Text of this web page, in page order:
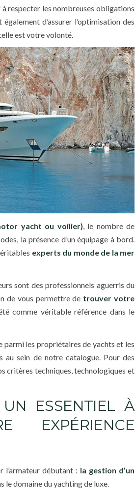
respecter les nombreuses obligations
également d’assurer l’optimisation des
est votre volonté.
yacht ou voilier) , le nombre de
la présence d’un équipage à bord.
experts du monde de la mer
sont des professionnels aguerris du
de vous permettre de trouver votre
comme véritable référence dans le
parmi les propriétaires de yachts et les
au sein de notre catalogue. Pour des
critères techniques, technologiques et
ESSENTIEL À
EXPÉRIENCE
l’armateur débutant : la gestion d’un
le domaine du yachting de luxe.